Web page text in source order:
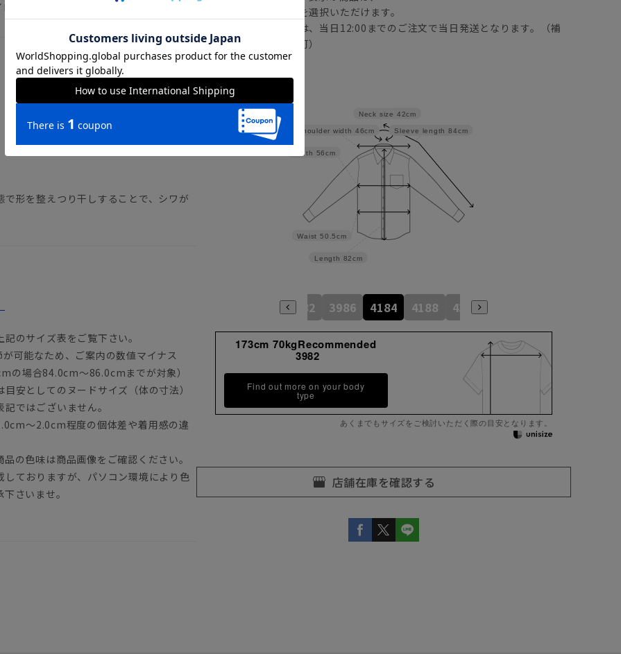
ン イージーケア 形態安定
で形を整えつり干しすることで、シワが
のサイズ表をご覧下さい。
可能なため、ご案内の数値マイナス
の場合84.0cm～86.0cmまでが対象）
安としてのヌードサイズ（体の寸法）
ではございません。
～2.0cm程度の個体差や着用感の違
の色味は商品画像をご確認ください。
ておりますが、パソコン環境により色
さいませ。
注文画面でお急ぎ発送を選択いただけます。
さらにメルマガ会員様は、当日12:00までのご注文で当日発送となります。（補
正商品の場合は対応不可）
詳しくはこちら
Sleeve length 84cm
Neck size 42cm
Length 82cm
Waist 50.5cm
Width 56cm
Shoulder width 46cm
3982 3986 4184 4188 4386
173cm 70kgRecommended
3982
Find out more on your body
type
あくまでもサイズをご検討いただく際の目安となります。